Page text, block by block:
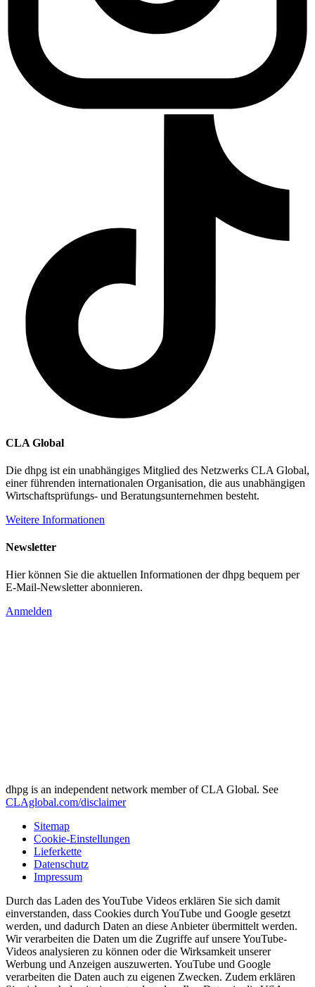
CLA Global
Die dhpg ist ein unabhängiges Mitglied des Netzwerks CLA Global,
einer führenden internationalen Organisation, die aus unabhängigen
Wirtschaftsprüfungs- und Beratungsunternehmen besteht.
Weitere Informationen
Newsletter
Hier können Sie die aktuellen Informationen der dhpg bequem per
E-Mail-Newsletter abonnieren.
Anmelden
dhpg is an independent network member of CLA Global. See
CLAglobal.com/disclaimer
Sitemap
Cookie-Einstellungen
Lieferkette
Datenschutz
Impressum
Durch das Laden des YouTube Videos erklären Sie sich damit
einverstanden, dass Cookies durch YouTube und Google gesetzt
werden, und dadurch Daten an diese Anbieter übermittelt werden.
Wir verarbeiten die Daten um die Zugriffe auf unsere YouTube-
Videos analysieren zu können oder die Wirksamkeit unserer
Werbung und Anzeigen auszuwerten. YouTube und Google
verarbeiten die Daten auch zu eigenen Zwecken. Zudem erklären